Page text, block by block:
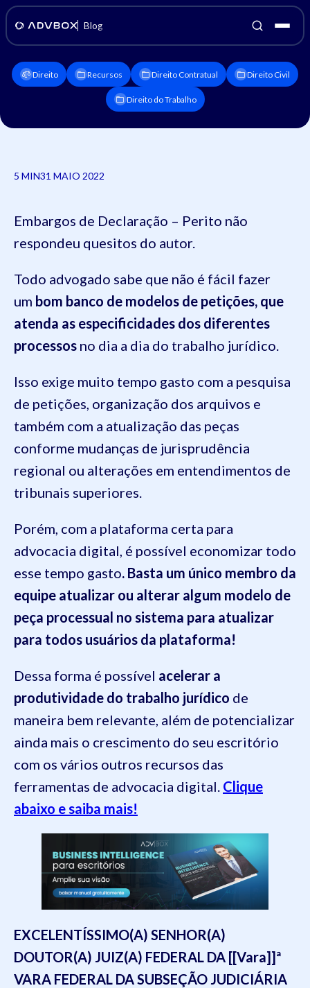
Blog
Direito Recursos Direito Contratual Direito Civil
Direito do Trabalho
5 MIN31 MAIO 2022
Embargos de Declaração – Perito não
respondeu quesitos do autor.
Todo advogado sabe que não é fácil fazer
um bom banco de modelos de petições, que
atenda as especificidades dos diferentes
processos no dia a dia do trabalho jurídico.
Isso exige muito tempo gasto com a pesquisa
de petições, organização dos arquivos e
também com a atualização das peças
conforme mudanças de jurisprudência
regional ou alterações em entendimentos de
tribunais superiores.
Porém, com a plataforma certa para
advocacia digital, é possível economizar todo
esse tempo gasto. Basta um único membro da
equipe atualizar ou alterar algum modelo de
peça processual no sistema para atualizar
para todos usuários da plataforma!
Dessa forma é possível acelerar a
produtividade do trabalho jurídico de
maneira bem relevante, além de potencializar
ainda mais o crescimento do seu escritório
com os vários outros recursos das
ferramentas de advocacia digital. Clique
abaixo e saiba mais!
EXCELENTÍSSIMO(A) SENHOR(A)
DOUTOR(A) JUIZ(A) FEDERAL DA [[Vara]]ª
VARA FEDERAL DA SUBSEÇÃO JUDICIÁRIA